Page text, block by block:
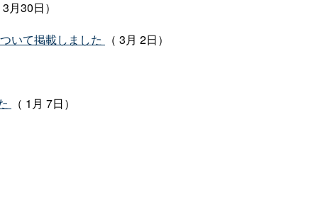
3月30日）
いて掲載しました
（ 3月 2日）
（ 1月 7日）